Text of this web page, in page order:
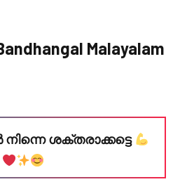
Malayalam
ശക്തരാക്കട്ടെ